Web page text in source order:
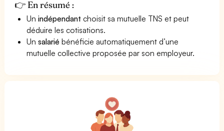
👉 En résumé :
Unindépendant choisit sa mutuelle TNS et peut
déduire les cotisations.
Unsalarié bénéficie automatiquement d’une
mutuelle collective proposée par son employeur.